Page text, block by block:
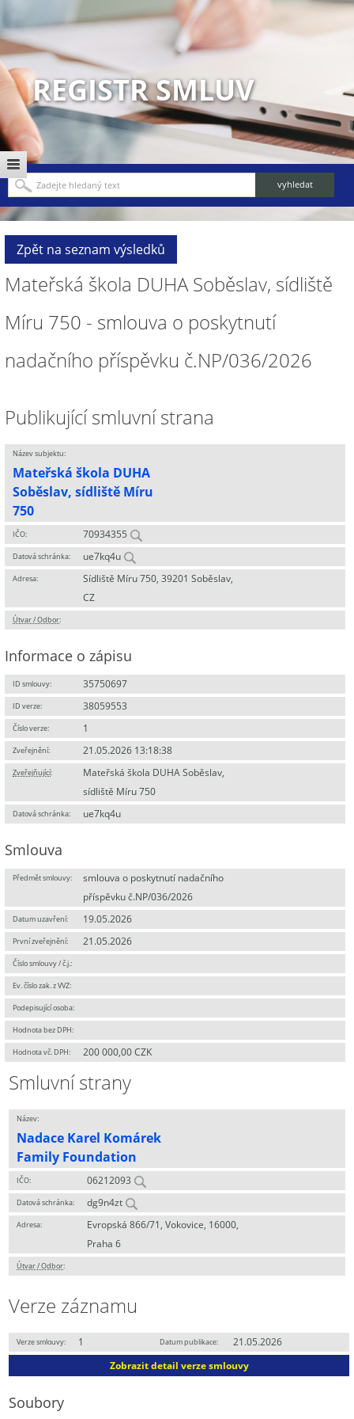
REGISTR SMLUV
Zpět na seznam výsledků
Mateřská škola DUHA Soběslav, sídliště
Míru 750 - smlouva o poskytnutí
nadačního příspěvku č.NP/036/2026
Publikující smluvní strana
Název subjektu:
Mateřská škola DUHA
Soběslav, sídliště Míru
750
IČO: 70934355
Datová schránka: ue7kq4u
Adresa:
Sídliště Míru 750, 39201 Soběslav,
CZ
Útvar / Odbor:
Informace o zápisu
ID smlouvy: 35750697
ID verze: 38059553
Číslo verze: 1
Zveřejnění: 21.05.2026 13:18:38
Zveřejňující:
Mateřská škola DUHA Soběslav,
sídliště Míru 750
Datová schránka: ue7kq4u
Smlouva
Předmět smlouvy:
smlouva o poskytnutí nadačního
příspěvku č.NP/036/2026
Datum uzavření: 19.05.2026
První zveřejnění: 21.05.2026
Číslo smlouvy / č.j.:
Ev. číslo zak. z VVZ:
Podepisující osoba:
Hodnota bez DPH:
Hodnota vč. DPH: 200 000,00 CZK
Smluvní strany
Název:
Nadace Karel Komárek
Family Foundation
IČO: 06212093
Datová schránka: dg9n4zt
Adresa:
Evropská 866/71, Vokovice, 16000,
Praha 6
Útvar / Odbor:
Verze záznamu
Verze smlouvy: 1 Datum publikace:
21.05.2026
Zobrazit detail verze smlouvy
Soubory